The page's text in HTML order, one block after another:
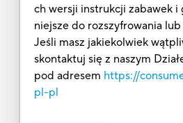
ch wersji instrukcji zabawek
niejsze do rozszyfrowania
Jeśli masz jakiekolwiek
skontaktuj się z naszym
pod adresem https://
pl-pl